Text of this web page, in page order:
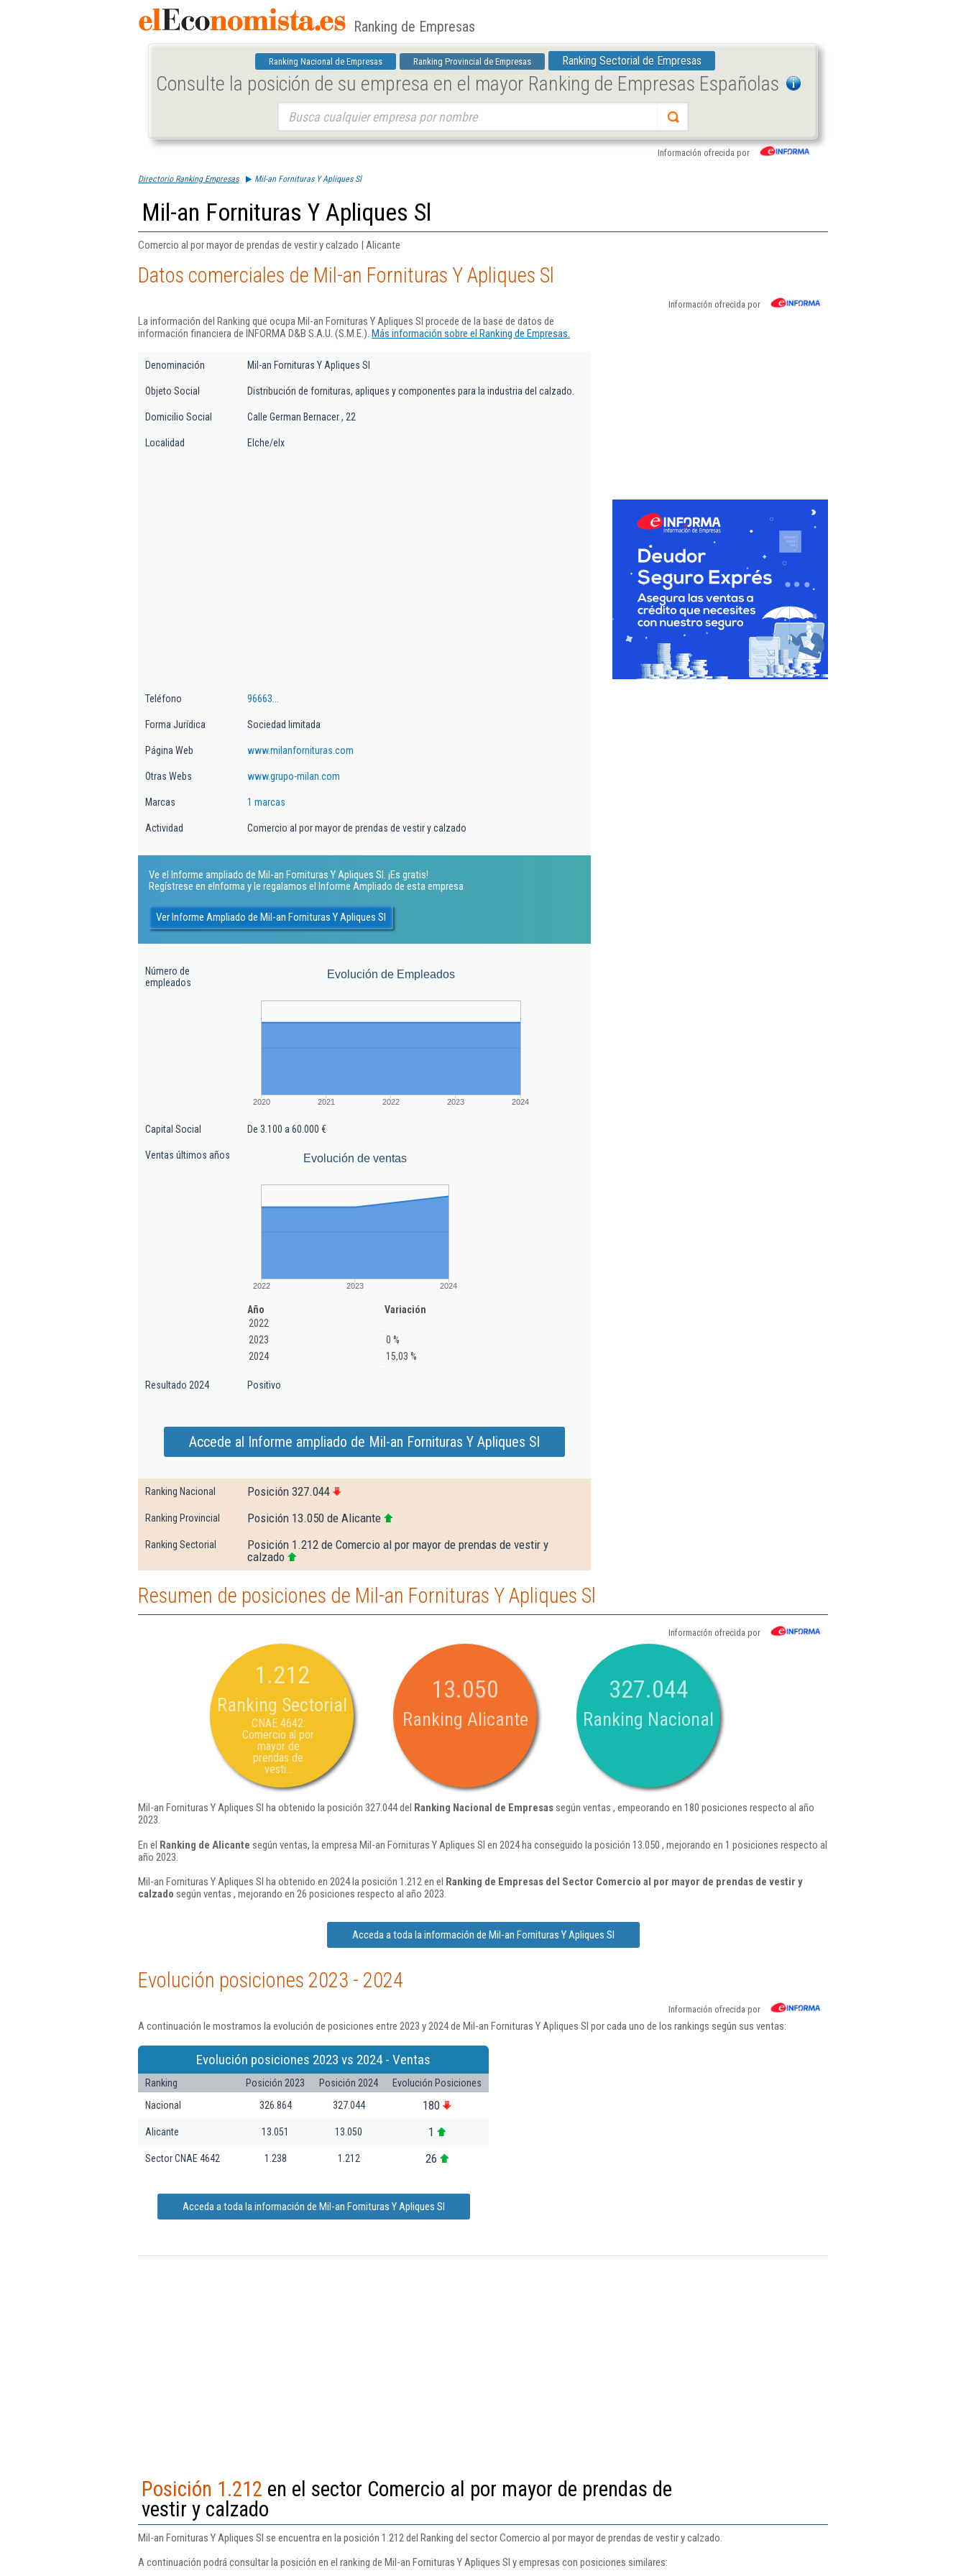
Ranking de Empresas
Ranking Nacional de Empresas Ranking Provincial de Empresas Ranking Sectorial de Empresas
Consulte la posición de su empresa en el mayor Ranking de Empresas Españolas
Información ofrecida por
Directorio Ranking Empresas Mil-an Fornituras Y Apliques Sl
Mil-an Fornituras Y Apliques Sl
Comercio al por mayor de prendas de vestir y calzado | Alicante
Datos comerciales de Mil-an Fornituras Y Apliques Sl
Información ofrecida por
La información del Ranking que ocupa Mil-an Fornituras Y Apliques Sl procede de la base de datos de
información financiera de INFORMA D&B S.A.U. (S.M.E.). Más información sobre el Ranking de Empresas.
Denominación Mil-an Fornituras Y Apliques Sl
Objeto Social Distribución de fornituras, apliques y componentes para la industria del calzado.
Domicilio Social Calle German Bernacer , 22
Localidad Elche/elx
Teléfono 96663...
Forma Jurídica Sociedad limitada
Página Web www.milanfornituras.com
Otras Webs www.grupo-milan.com
Marcas 1 marcas
Actividad Comercio al por mayor de prendas de vestir y calzado
Ve el Informe ampliado de Mil-an Fornituras Y Apliques Sl. ¡Es gratis!
Regístrese en eInforma y le regalamos el Informe Ampliado de esta empresa
Ver Informe Ampliado de Mil-an Fornituras Y Apliques Sl
Número de
empleados
Evolución de Empleados
2020 2021 2022 2023 2024
Capital Social De 3.100 a 60.000 €
Ventas últimos años Evolución de ventas
2022 2023 2024
Año
Variación
2022
2023
0 %
2024
15,03 %
Resultado 2024 Positivo
Accede al Informe ampliado de Mil-an Fornituras Y Apliques Sl
Ranking Nacional Posición 327.044
Ranking Provincial Posición 13.050 de Alicante
Ranking Sectorial
Posición 1.212 de Comercio al por mayor de prendas de vestir y
calzado
Resumen de posiciones de Mil-an Fornituras Y Apliques Sl
Información ofrecida por
1.212
Ranking Sectorial
CNAE 4642:
Comercio al por
mayor de
prendas de
vesti...
13.050
Ranking Alicante
327.044
Ranking Nacional
Mil-an Fornituras Y Apliques Sl ha obtenido la posición 327.044 del Ranking Nacional de Empresassegún ventas , empeorando en 180 posiciones respecto al año
2023.
En el Ranking de Alicante según ventas, la empresa Mil-an Fornituras Y Apliques Sl en 2024 ha conseguido la posición 13.050 , mejorando en 1 posiciones respecto al
año 2023.
Mil-an Fornituras Y Apliques Sl ha obtenido en 2024 la posición 1.212 en el Ranking de Empresas del Sector Comercio al por mayor de prendas de vestir y
calzado según ventas , mejorando en 26 posiciones respecto al año 2023.
Acceda a toda la información de Mil-an Fornituras Y Apliques Sl
Evolución posiciones 2023 - 2024
Información ofrecida por
A continuación le mostramos la evolución de posiciones entre 2023 y 2024 de Mil-an Fornituras Y Apliques Sl por cada uno de los rankings según sus ventas:
Evolución posiciones 2023 vs 2024 - Ventas
Ranking Posición 2023 Posición 2024
Evolución Posiciones
Nacional
326.864 327.044 180
Alicante 13.051 13.050 1
Sector CNAE 4642 1.238 1.212 26
Acceda a toda la información de Mil-an Fornituras Y Apliques Sl
Posición 1.212 en el sector Comercio al por mayor de prendas de
vestir y calzado
Mil-an Fornituras Y Apliques Sl se encuentra en la posición 1.212 del Ranking del sector Comercio al por mayor de prendas de vestir y calzado.
A continuación podrá consultar la posición en el ranking de Mil-an Fornituras Y Apliques Sl y empresas con posiciones similares: